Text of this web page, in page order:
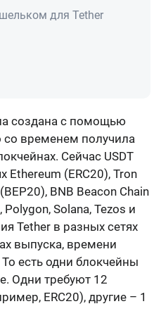
для Tether
создана с помощью
со временем получила
Сейчас USDT
Ethereum (ERC20), Tron
BNB Beacon Chain
Polygon, Solana, Tezos и
Tether в разных сетях
выпуска, времени
есть одни блокчейны
Одни требуют 12
ERC20), другие – 1